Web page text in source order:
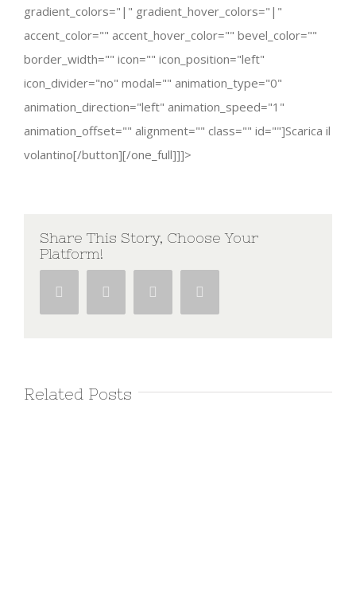
gradient_colors="|" gradient_hover_colors="|"
accent_color="" accent_hover_color="" bevel_color=""
border_width="" icon="" icon_position="left"
icon_divider="no" modal="" animation_type="0"
animation_direction="left" animation_speed="1"
animation_offset="" alignment="" class="" id=""]Scarica il
volantino[/button][/one_full]]]>
Share This Story, Choose Your
Platform!
Facebook Twitter Google+
Related Posts